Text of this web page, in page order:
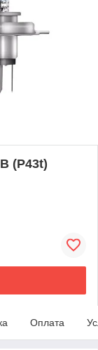
(P43t)
Оплата